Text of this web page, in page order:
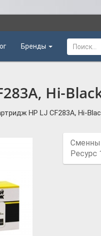
Бренды
Hi-
HP LJ CF283A, Hi-
Ресурс